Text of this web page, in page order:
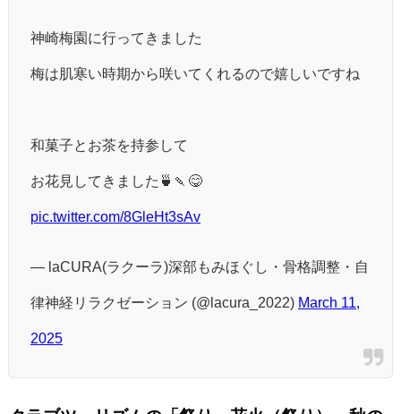
神崎梅園に行ってきました
梅は肌寒い時期から咲いてくれるので嬉しいですね
和菓子とお茶を持参して
お花見してきました🍵🍡😋
pic.twitter.com/8GleHt3sAv
— laCURA(ラクーラ)深部もみほぐし・骨格調整・自
律神経リラクゼーション (@lacura_2022) March 11,
2025